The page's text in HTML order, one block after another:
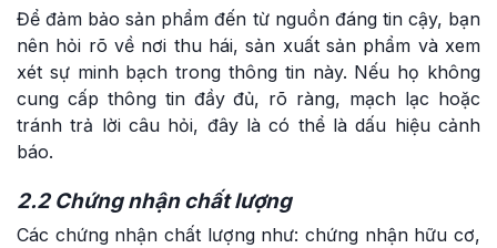
Để đảm bảo sản phẩm đến từ nguồn đáng tin cậy, bạn
nên hỏi rõ về nơi thu hái, sản xuất sản phẩm và xem
xét sự minh bạch trong thông tin này. Nếu họ không
cung cấp thông tin đầy đủ, rõ ràng, mạch lạc hoặc
tránh trả lời câu hỏi, đây là có thể là dấu hiệu cảnh
báo.
2.2 Chứng nhận chất lượng
Các chứng nhận chất lượng như: chứng nhận hữu cơ,